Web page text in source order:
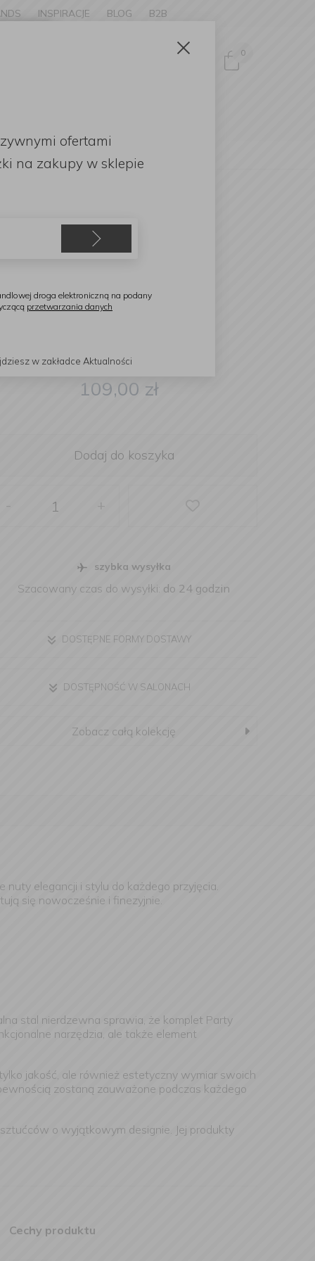
INSPIRACJE BLOG B2B
0
6 widelczyków
Party Fashion
109,00 zł
Dodaj do koszyka
- +
szybka wysyłka
Szacowany czas do wysyłki: do 24 godzin
DOSTĘPNE FORMY DOSTAWY
DOSTĘPNOŚĆ W SALONACH
Zobacz całą kolekcję
elegancji i stylu do każdego przyjęcia.
się nowocześnie i finezyjnie.
stal nierdzewna sprawia, że komplet Party
narzędzia, ale także element
jakość, ale również estetyczny wymiar swoich
zostaną zauważone podczas każdego
o wyjątkowym designie. Jej produkty
Cechy produktu
ofertami
na zakupy w sklepie
droga elektroniczną na podany
przetwarzania danych
w zakładce Aktualności